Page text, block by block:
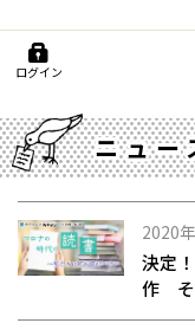
ログイン
ニュー
2020
決定
作 そ